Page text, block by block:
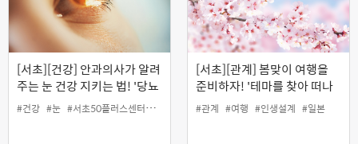
[서초][건강] 안과의사가 알려
주는 눈 건강 지키는 법! '당뇨
와 눈 건강' (오프라인)
#건강 #눈 #서초50플러스센터 #안건강 #인생설계
[서초][관계] 봄맞이 여행을
준비하자! '테마를 찾아 떠나
는 일본여행'
#관계 #여행 #인생설계 #일본